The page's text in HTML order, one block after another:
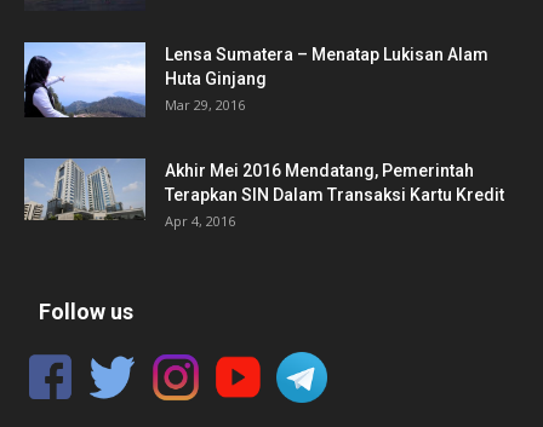
Lensa Sumatera – Menatap Lukisan Alam
Huta Ginjang
Mar 29, 2016
Akhir Mei 2016 Mendatang, Pemerintah
Terapkan SIN Dalam Transaksi Kartu Kredit
Apr 4, 2016
Follow us